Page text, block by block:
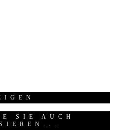
SIE AUCH